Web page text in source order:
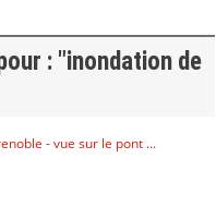
: "inondation de
- vue sur le pont ...